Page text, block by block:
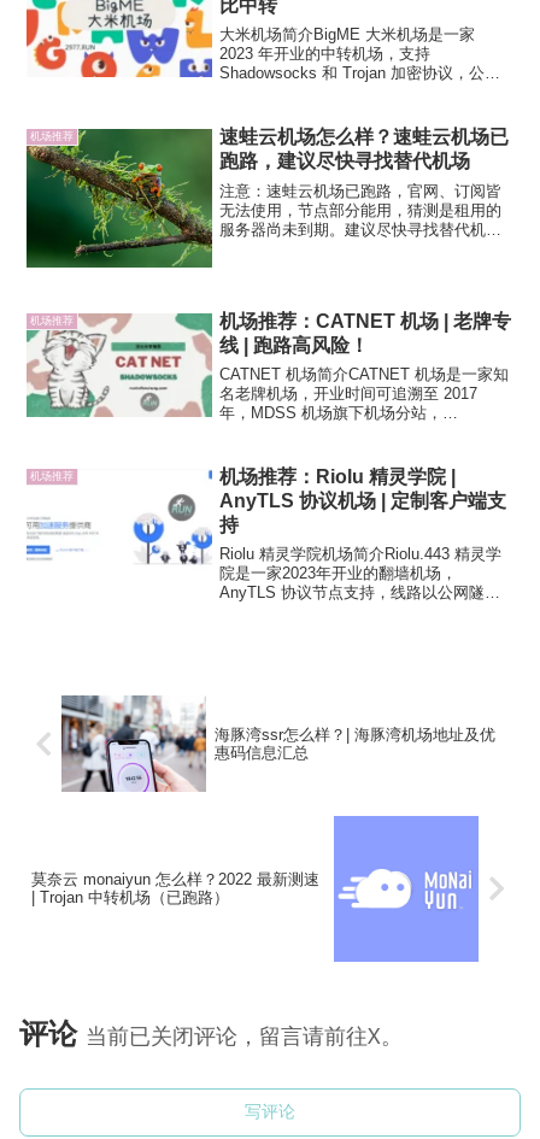
比中转
大米机场简介BigME 大米机场是一家
2023 年开业的中转机场，支持
Shadowsocks 和 Trojan 加密协议，公网
体及 Chat...
机场推荐
速蛙云机场怎么样？速蛙云机场已
跑路，建议尽快寻找替代机场
注意：速蛙云机场已跑路，官网、订阅皆
无法使用，节点部分能用，猜测是租用的
服务器尚未到期。建议尽快寻找替代机场
机场推荐
机场推荐：CATNET 机场 | 老牌专
线 | 跑路高风险！
CATNET 机场简介CATNET 机场是一家知
名老牌机场，开业时间可追溯至 2017
年，MDSS 机场旗下机场分站，
供。CATNET 机场在 Wi...
机场推荐
机场推荐：Riolu 精灵学院 |
AnyTLS 协议机场 | 定制客户端支
持
Riolu 精灵学院机场简介Riolu.443 精灵学
院是一家2023年开业的翻墙机场，
AnyTLS 协议节点支持，线路以公网隧道
海豚湾ssr怎么样？| 海豚湾机场地址及优
惠码信息汇总
莫奈云 monaiyun 怎么样？2022 最新测速
| Trojan 中转机场（已跑路）
评论 当前已关闭评论，留言请前往X。
写评论